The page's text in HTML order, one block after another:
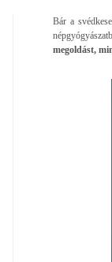
Bár a
megoldást,